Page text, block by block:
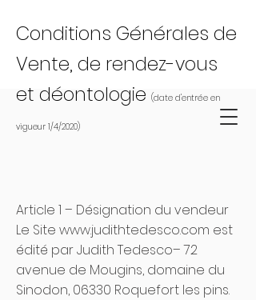
Conditions Générales de
Vente, de rendez-vous
et déontologie (date d'entrée en
vigueur 1/4/2020)
Article 1 – Désignation du vendeur
Le Site www.judithtedesco.com est
édité par Judith Tedesco– 72
avenue de Mougins, domaine du
Sinodon, 06330 Roquefort les pins.